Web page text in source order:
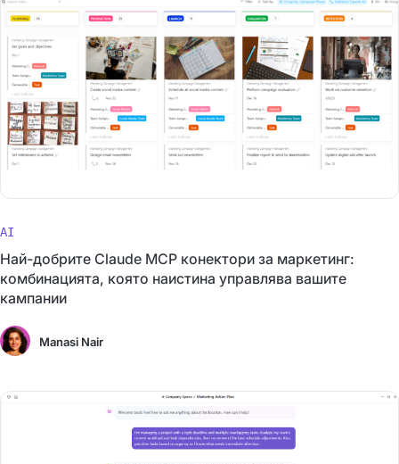
AI
Най-добрите Claude MCP конектори за маркетинг:
комбинацията, която наистина управлява вашите
кампании
Manasi Nair